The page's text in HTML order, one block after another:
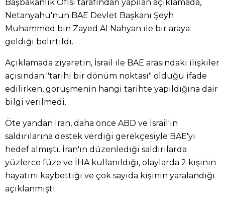
Başbakanlık Ofisi tarafından yapılan açıklamada,
Netanyahu'nun BAE Devlet Başkanı Şeyh
Muhammed bin Zayed Al Nahyan ile bir araya
geldiği belirtildi.
Açıklamada ziyaretin, İsrail ile BAE arasındaki ilişkiler
açısından "tarihi bir dönüm noktası" olduğu ifade
edilirken, görüşmenin hangi tarihte yapıldığına dair
bilgi verilmedi.
Öte yandan İran, daha önce ABD ve İsrail'in
saldırılarına destek verdiği gerekçesiyle BAE'yi
hedef almıştı. İran'ın düzenlediği saldırılarda
yüzlerce füze ve İHA kullanıldığı, olaylarda 2 kişinin
hayatını kaybettiği ve çok sayıda kişinin yaralandığı
açıklanmıştı.